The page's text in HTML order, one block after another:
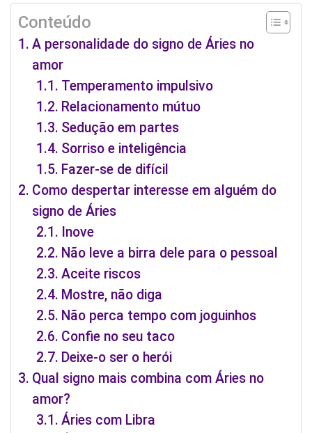
Conteúdo
A personalidade do signo de Áries no
amor
Temperamento impulsivo
Relacionamento mútuo
Sedução em partes
Sorriso e inteligência
Fazer-se de difícil
Como despertar interesse em alguém do
signo de Áries
Inove
Não leve a birra dele para o pessoal
Aceite riscos
Mostre, não diga
Não perca tempo com joguinhos
Confie no seu taco
Deixe-o ser o herói
Qual signo mais combina com Áries no
amor?
Áries com Libra